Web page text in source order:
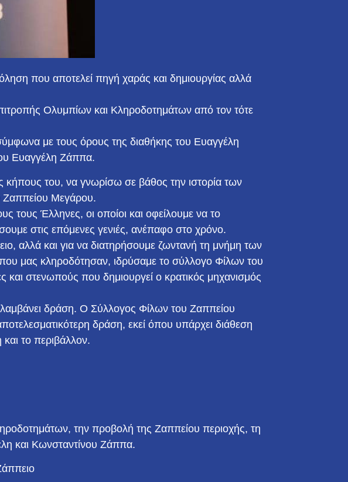
που αποτελεί πηγή χαράς και δημιουργίας αλλά
Ολυμπίων και Κληροδοτημάτων από τον τότε
με τους όρους της διαθήκης του Ευαγγέλη
Ευαγγέλη Ζάππα.
του, να γνωρίσω σε βάθος την ιστορία των
Ζαππείου Μεγάρου.
τους Έλληνες, οι οποίοι και οφείλουμε να το
στις επόμενες γενιές, ανέπαφο στο χρόνο.
αλλά και για να διατηρήσουμε ζωντανή τη μνήμη των
μας κληροδότησαν, ιδρύσαμε το σύλλογο Φίλων του
στενωπούς που δημιουργεί o κρατικός μηχανισμός
λαμβάνει δράση. Ο Σύλλογος Φίλων του Ζαππείου
δράση, εκεί όπου υπάρχει διάθεση
το περιβάλλον.
την προβολή της Ζαππείου περιοχής, τη
και Κωνσταντίνου Ζάππα.